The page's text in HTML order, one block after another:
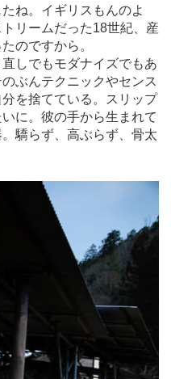
ね。イギリスもんのよ
リームだった18世紀、産
のですから。
しでもモダナイズでもあ
ぶんテクニックやセンス
を捨てている。スリップ
に。彼の手から生まれて
驕らず、高ぶらず、骨太